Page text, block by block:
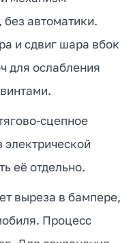
автоматики.
и сдвиг шара вбок
для ослабления
сцепное
электрической
её отдельно.
выреза в бампере,
Процесс